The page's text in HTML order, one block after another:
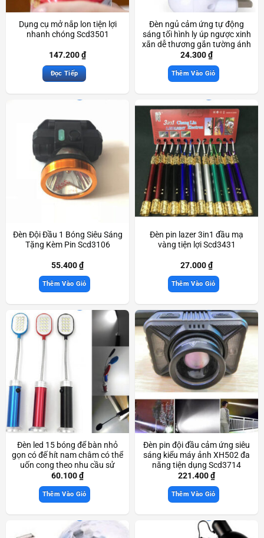
Dụng cụ mở nắp lon tiện lợi
nhanh chóng Scd3501
147.200₫
Đọc Tiếp
Đèn ngủ cảm ứng tự động
sáng tối hình ly úp ngược xinh
xắn dễ thương gắn tường ánh
sáng dịu nhẹ Scd3336
24.300₫
Thêm Vào Giỏ
Đèn Đội Đầu 1 Bóng Siêu Sáng
Tặng Kèm Pin Scd3106
55.400₫
Thêm Vào Giỏ
Đèn pin lazer 3in1 đầu mạ
vàng tiện lợi Scd3431
27.000₫
Thêm Vào Giỏ
Đèn led 15 bóng để bàn nhỏ
gọn có đế hít nam châm có thể
uốn cong theo nhu cầu sử
dụng Scd3477
60.100₫
Thêm Vào Giỏ
Đèn pin đội đầu cảm ứng siêu
sáng kiểu máy ảnh XH502 đa
năng tiện dụng Scd3714
221.400₫
Thêm Vào Giỏ